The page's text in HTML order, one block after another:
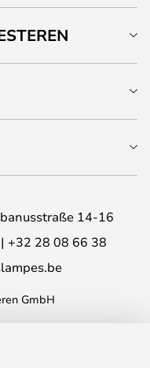
14-16
+32 28 08 66 38
GmbH